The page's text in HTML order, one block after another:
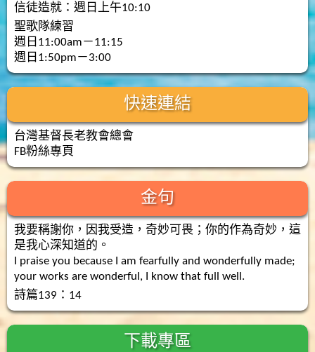
信徒造就：週日上午10:10
聖歌隊練習
週日11:00am－11:15
週日1:50pm－3:00
快速連結
台灣基督長老教會總會
FB粉絲專頁
金句
我要稱謝你，因我受造，奇妙可畏；你的作為奇妙，這
是我心深知道的。
I praise you because I am fearfully and wonderfully made;
your works are wonderful, I know that full well.
詩篇139：14
下載專區